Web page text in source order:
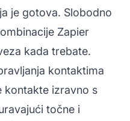
je gotova. Slobodno
Zapier
kada trebate.
kontaktima
kontakte izravno s
točne i